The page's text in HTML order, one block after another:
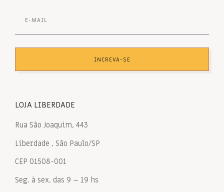
INCREVA-SE
LOJA LIBERDADE
Rua São Joaquim, 443
Liberdade , São Paulo/SP
CEP 01508-001
Seg. à sex. das 9 – 19 hs